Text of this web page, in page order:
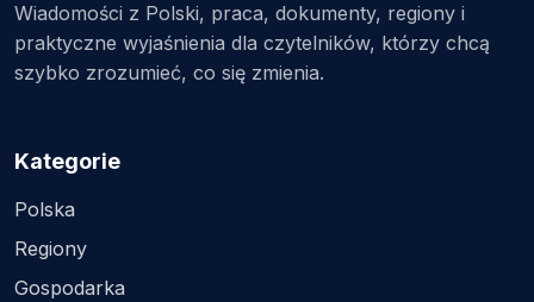
Wiadomości z Polski, praca, dokumenty, regiony i
praktyczne wyjaśnienia dla czytelników, którzy chcą
szybko zrozumieć, co się zmienia.
Kategorie
Polska
Regiony
Gospodarka